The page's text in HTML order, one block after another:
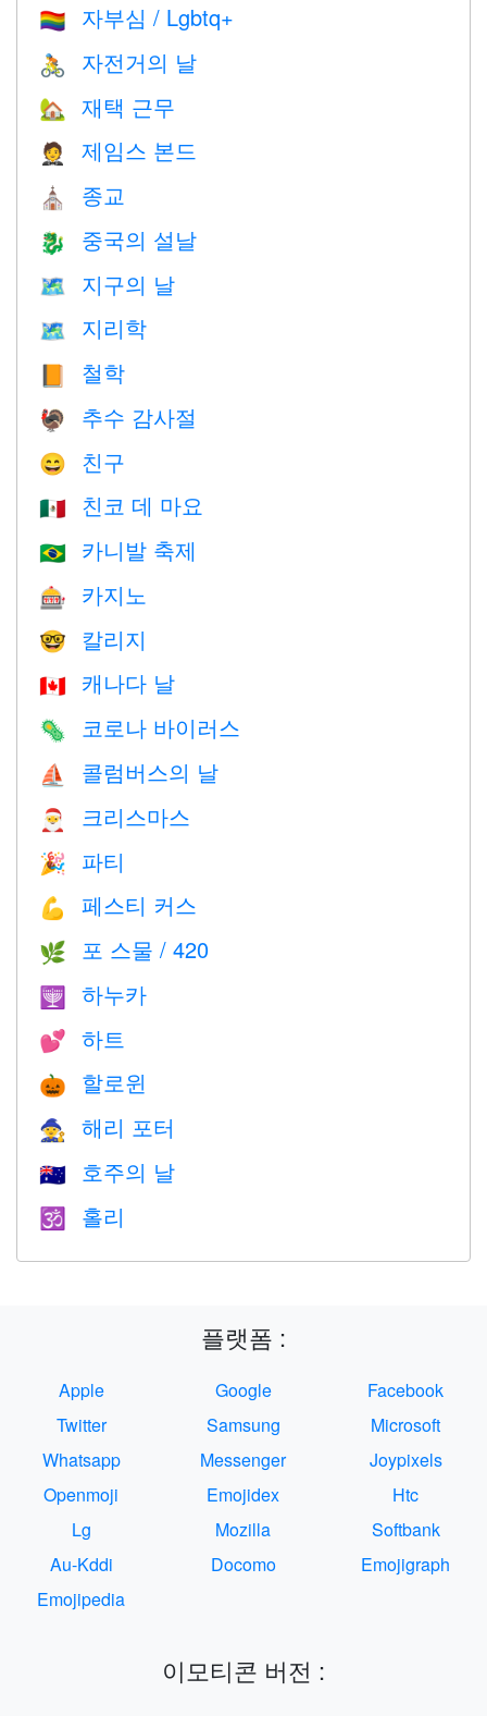
🏳️‍🌈 자부심 / Lgbtq+
🚴 자전거의 날
🏡 재택 근무
🤵 제임스 본드
⛪️ 종교
🐉 중국의 설날
🗺️ 지구의 날
🗺 지리학
📙 철학
🦃 추수 감사절
😄 친구
🇲🇽 친코 데 마요
🇧🇷 카니발 축제
🎰 카지노
🤓 칼리지
🇨🇦 캐나다 날
🦠 코로나 바이러스
⛵️ 콜럼버스의 날
🎅 크리스마스
🎉 파티
💪 페스티 커스
🌿 포 스물 / 420
🕎 하누카
💕 하트
🎃 할로윈
🧙 해리 포터
🇦🇺 호주의 날
🕉 홀리
플랫폼 :
Apple Google
Facebook
Twitter
Samsung
Microsoft
Whatsapp
Messenger
Joypixels
Openmoji
Emojidex
Htc
Lg
Mozilla
Softbank
Au-Kddi
Docomo
Emojigraph
Emojipedia
이모티콘 버전 :